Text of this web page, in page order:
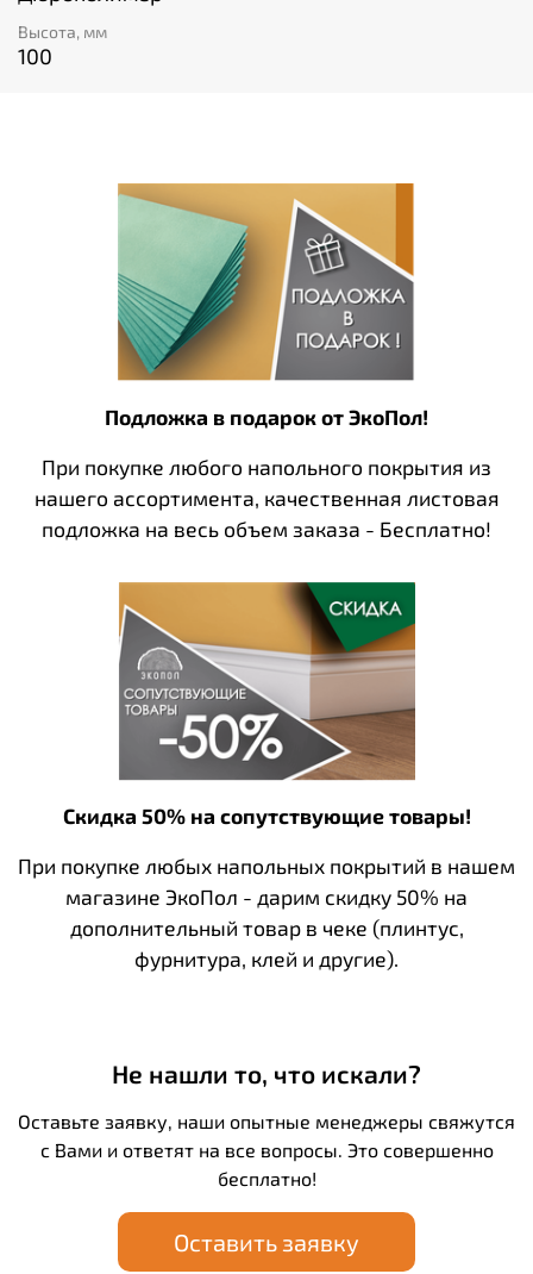
Высота, мм
100
Подложка в подарок от ЭкоПол!
При покупке любого напольного покрытия из
нашего ассортимента, качественная листовая
подложка на весь объем заказа - Бесплатно!
Скидка 50% на сопутствующие товары!
При покупке любых напольных покрытий в нашем
магазине ЭкоПол - дарим скидку 50% на
дополнительный товар в чеке (плинтус,
фурнитура, клей и другие).
Не нашли то, что искали?
Оставьте заявку, наши опытные менеджеры свяжутся
с Вами и ответят на все вопросы. Это совершенно
бесплатно!
Оставить заявку